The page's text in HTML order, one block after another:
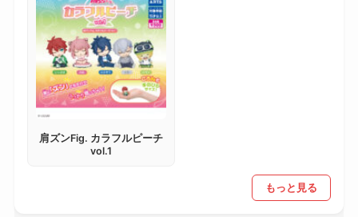
肩ズンFig. カラフルピーチ
vol.1
もっと見る